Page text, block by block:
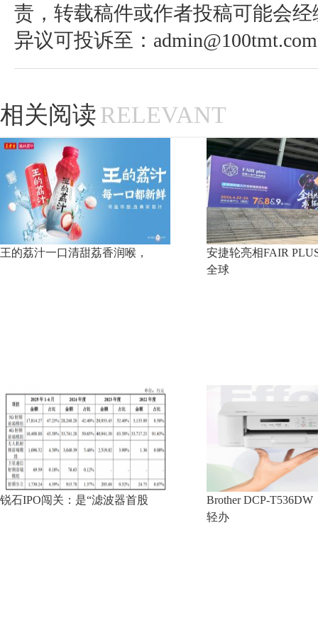
责，转载稿件或作者投稿可能会
异议可投诉至：admin@100tmt.com
相关阅读RELEVANT
王的荔汁一口清甜荔香润喉，
安捷轮亮相FAIR
全球
锐石IPO闯关：是“滤波器首股
Brother DCP-
轻办